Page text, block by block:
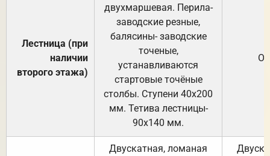
Лестница (при
наличии
второго этажа)
двухмаршевая. Перила-
заводские резные,
балясины- заводские
точеные,
устанавливаются
стартовые точёные
столбы. Ступени 40х200
мм. Тетива лестницы-
90х140 мм.
Двускатная, ломаная